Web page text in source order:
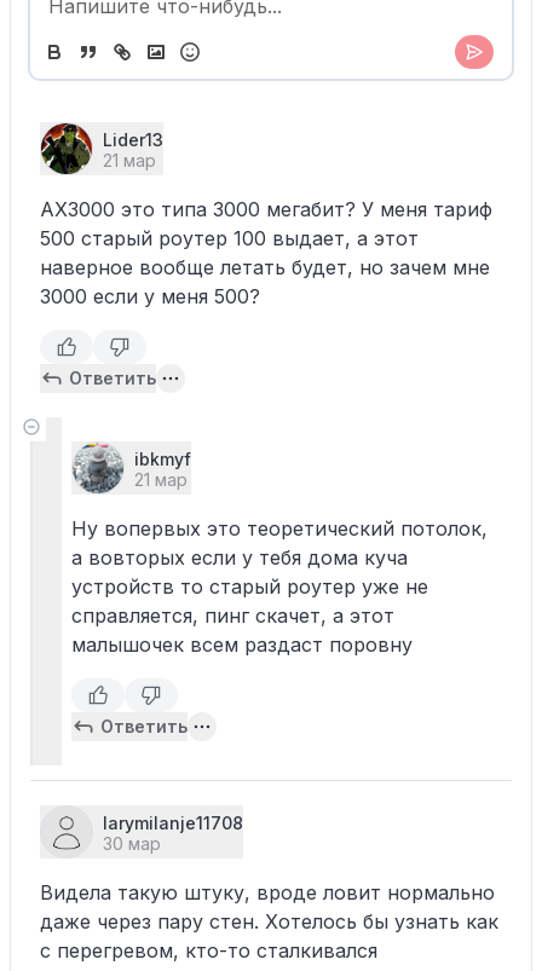
Lider13
21 мар
AX3000 это типа 3000 мегабит? У меня тариф
500 старый роутер 100 выдает, а этот
наверное вообще летать будет, но зачем мне
3000 если у меня 500?
Ответить
ibkmyf
21 мар
Ну вопервых это теоретический потолок,
а вовторых если у тебя дома куча
устройств то старый роутер уже не
справляется, пинг скачет, а этот
малышочек всем раздаст поровну
Ответить
larymilanje11708
30 мар
Видела такую штуку, вроде ловит нормально
даже через пару стен. Хотелось бы узнать как
с перегревом, кто-то сталкивался